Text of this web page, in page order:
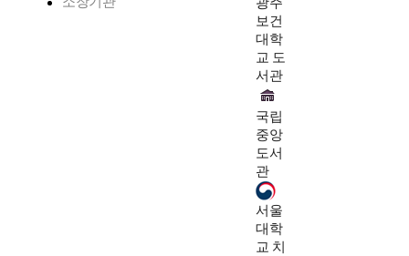
보건
대학
교 도
서관
국립
중앙
도서
관
서울
대학
교 치